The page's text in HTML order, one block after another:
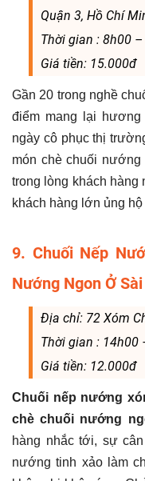
Quận 3, Hồ Chí
Thời gian : 8h00 –
Giá tiền: 15.000đ
Gần 20 trong nghề
điểm mang lại
ngày cô phục thị
món chè chuối
trong lòng khách
khách hàng lớn ủng
9. Chuối Nếp
Nướng Ngon Ở
Địa chỉ: 72 Xóm
Thời gian : 14h00
Giá tiền: 12.000đ
Chuối nếp nướng
chè chuối nướng
hàng nhắc tới, sự
nướng tinh xảo làm